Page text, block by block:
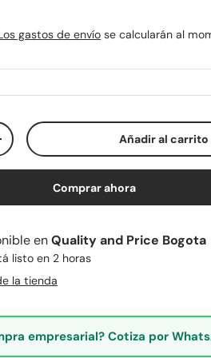
gastos de envío se calcularán al
la cantidad Añadir al carrito
Comprar ahora
enQuality and Price Bogota
listo en 2 horas
la tienda
empresarial? Cotiza por